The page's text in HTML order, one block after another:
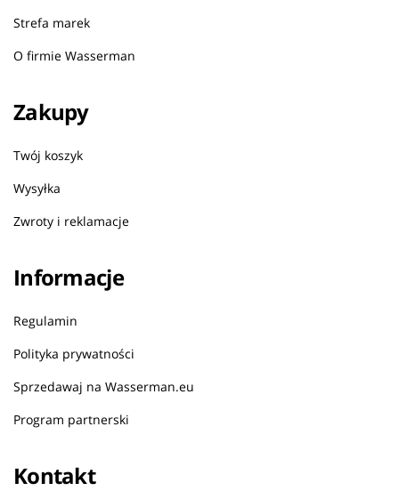
Strefa marek
O firmie Wasserman
Zakupy
Twój koszyk
Wysyłka
Zwroty i reklamacje
Informacje
Regulamin
Polityka prywatności
Sprzedawaj na Wasserman.eu
Program partnerski
Kontakt